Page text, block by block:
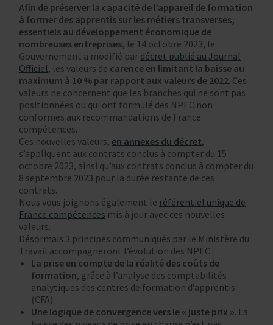
Afin de préserver la capacité de l’appareil de formation
à former des apprentis sur les métiers transverses,
essentiels au développement économique de
nombreuses entreprises, le 14 octobre 2023, le
Gouvernement a modifié par décret publié au Journal
Officiel, les valeurs de carence en limitant la baisse au
maximum à 10 % par rapport aux valeurs de 2022. Ces
valeurs ne concernent que les branches qui ne sont pas
positionnées ou qui ont formulé des NPEC non
conformes aux recommandations de France
compétences.
Ces nouvelles valeurs, en annexes du décret,
s’appliquent aux contrats conclus à compter du 15
octobre 2023, ainsi qu’aux contrats conclus à compter du
8 septembre 2023 pour la durée restante de ces
contrats.
Nous vous joignons également le référentiel unique de
France compétences mis à jour avec ces nouvelles
valeurs.
Désormais 3 principes communiqués par le Ministère du
Travail accompagneront l’évolution des NPEC :
La prise en compte de la réalité des coûts de
formation, grâce à l’analyse des comptabilités
analytiques des centres de formation d’apprentis
(CFA).
Une logique de convergence vers le « juste prix ». La